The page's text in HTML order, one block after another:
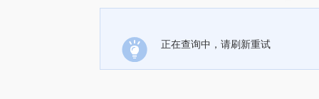
正在查询中，请刷新重试